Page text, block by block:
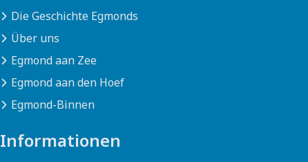
Die Geschichte Egmonds
Über uns
Egmond aan Zee
Egmond aan den Hoef
Egmond-Binnen
Informationen